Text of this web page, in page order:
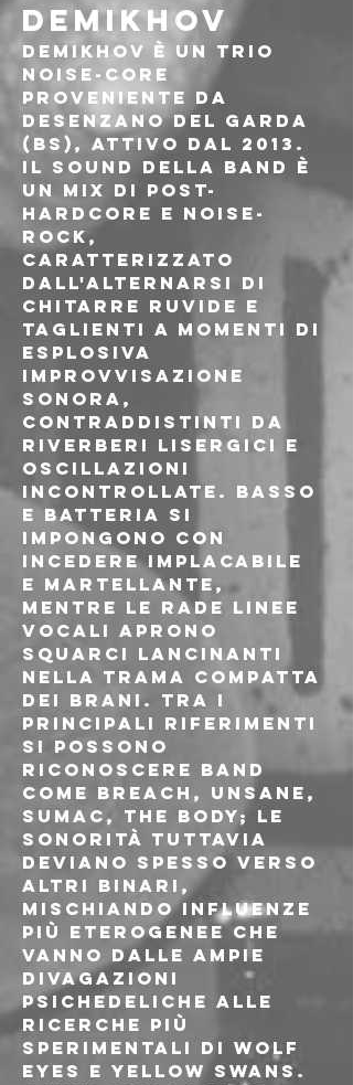
DEMIKHOV
Demikhov è un trio
noise-core
proveniente da
Desenzano del Garda
(BS), attivo dal 2013.
Il sound della band è
un mix di post-
hardcore e noise-
rock,
caratterizzato
dall'alternarsi di
chitarre ruvide e
taglienti a momenti di
esplosiva
improvvisazione
sonora,
contraddistinti da
riverberi lisergici e
oscillazioni
incontrollate. Basso
e batteria si
impongono con
incedere implacabile
e martellante,
mentre le rade linee
vocali aprono
squarci lancinanti
nella trama compatta
dei brani. Tra i
principali riferimenti
si possono
riconoscere band
come Breach, Unsane,
Sumac, The Body; le
sonorità tuttavia
deviano spesso verso
altri binari,
mischiando influenze
più eterogenee che
vanno dalle ampie
divagazioni
psichedeliche alle
ricerche più
sperimentali di Wolf
Eyes e Yellow Swans.